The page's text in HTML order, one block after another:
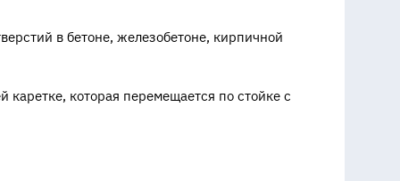
в бетоне, железобетоне, кирпичной
которая перемещается по стойке с